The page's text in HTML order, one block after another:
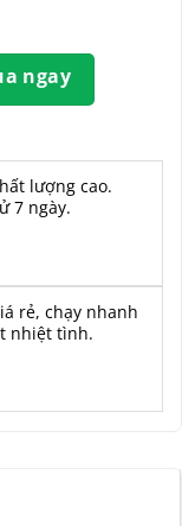
₫.
ngay
lượng cao.
7 ngày.
rẻ, chạy nhanh
nhiệt tình.